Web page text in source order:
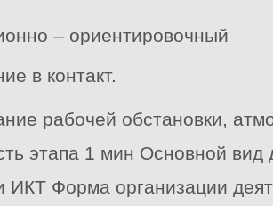
– ориентировочный
в контакт.
рабочей обстановки,
этапа 1 мин Основной вид
ИКТ Форма организации